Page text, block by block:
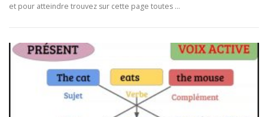
et pour atteindre trouvez sur cette page toutes …